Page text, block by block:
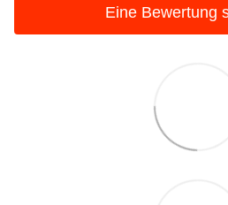
Eine Bewertung